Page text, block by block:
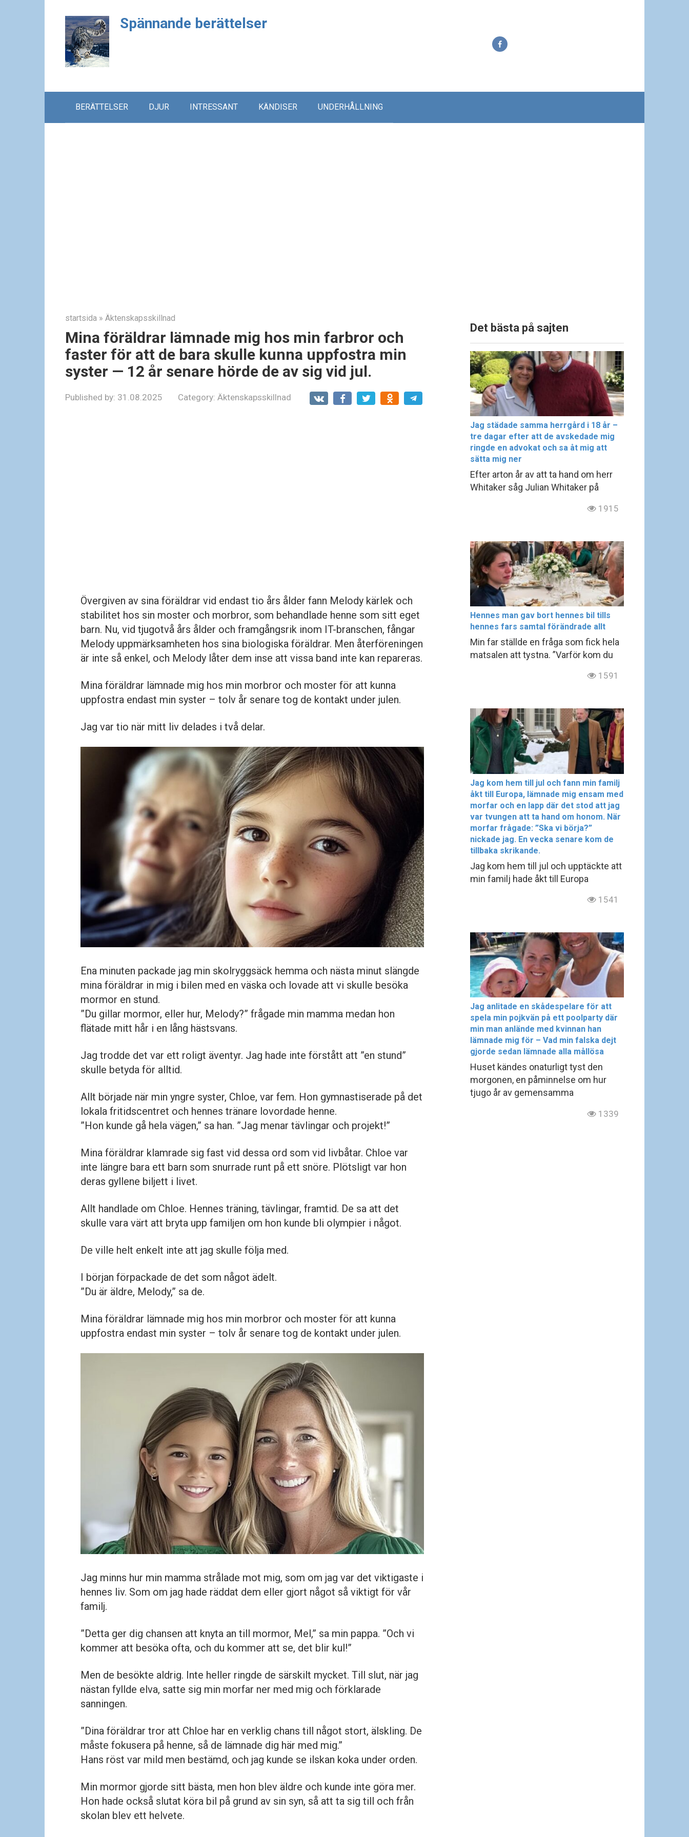
Spännande berättelser
BERÄTTELSER DJUR INTRESSANT KÄNDISER UNDERHÅLLNING
startsida » Äktenskapsskillnad
Mina föräldrar lämnade mig hos min farbror och
faster för att de bara skulle kunna uppfostra min
syster — 12 år senare hörde de av sig vid jul.
Published by: 31.08.2025 Category: Äktenskapsskillnad
Övergiven av sina föräldrar vid endast tio års ålder fann Melody kärlek och
stabilitet hos sin moster och morbror, som behandlade henne som sitt eget
barn. Nu, vid tjugotvå års ålder och framgångsrik inom IT-branschen, fångar
Melody uppmärksamheten hos sina biologiska föräldrar. Men återföreningen
är inte så enkel, och Melody låter dem inse att vissa band inte kan repareras.
Mina föräldrar lämnade mig hos min morbror och moster för att kunna
uppfostra endast min syster – tolv år senare tog de kontakt under julen.
Jag var tio när mitt liv delades i två delar.
Ena minuten packade jag min skolryggsäck hemma och nästa minut slängde
mina föräldrar in mig i bilen med en väska och lovade att vi skulle besöka
mormor en stund.
”Du gillar mormor, eller hur, Melody?” frågade min mamma medan hon
flätade mitt hår i en lång hästsvans.
Jag trodde det var ett roligt äventyr. Jag hade inte förstått att ”en stund”
skulle betyda för alltid.
Allt började när min yngre syster, Chloe, var fem. Hon gymnastiserade på det
lokala fritidscentret och hennes tränare lovordade henne.
”Hon kunde gå hela vägen,” sa han. ”Jag menar tävlingar och projekt!”
Mina föräldrar klamrade sig fast vid dessa ord som vid livbåtar. Chloe var
inte längre bara ett barn som snurrade runt på ett snöre. Plötsligt var hon
deras gyllene biljett i livet.
Allt handlade om Chloe. Hennes träning, tävlingar, framtid. De sa att det
skulle vara värt att bryta upp familjen om hon kunde bli olympier i något.
De ville helt enkelt inte att jag skulle följa med.
I början förpackade de det som något ädelt.
”Du är äldre, Melody,” sa de.
Mina föräldrar lämnade mig hos min morbror och moster för att kunna
uppfostra endast min syster – tolv år senare tog de kontakt under julen.
Jag minns hur min mamma strålade mot mig, som om jag var det viktigaste i
hennes liv. Som om jag hade räddat dem eller gjort något så viktigt för vår
familj.
”Detta ger dig chansen att knyta an till mormor, Mel,” sa min pappa. ”Och vi
kommer att besöka ofta, och du kommer att se, det blir kul!”
Men de besökte aldrig. Inte heller ringde de särskilt mycket. Till slut, när jag
nästan fyllde elva, satte sig min morfar ner med mig och förklarade
sanningen.
”Dina föräldrar tror att Chloe har en verklig chans till något stort, älskling. De
måste fokusera på henne, så de lämnade dig här med mig.”
Hans röst var mild men bestämd, och jag kunde se ilskan koka under orden.
Min mormor gjorde sitt bästa, men hon blev äldre och kunde inte göra mer.
Hon hade också slutat köra bil på grund av sin syn, så att ta sig till och från
skolan blev ett helvete.
Det bästa på sajten
Jag städade samma herrgård i 18 år –
tre dagar efter att de avskedade mig
ringde en advokat och sa åt mig att
sätta mig ner
Efter arton år av att ta hand om herr
Whitaker såg Julian Whitaker på
1915
Hennes man gav bort hennes bil tills
hennes fars samtal förändrade allt
Min far ställde en fråga som fick hela
matsalen att tystna. ”Varför kom du
1591
Jag kom hem till jul och fann min familj
åkt till Europa, lämnade mig ensam med
morfar och en lapp där det stod att jag
var tvungen att ta hand om honom. När
morfar frågade: ”Ska vi börja?”
nickade jag. En vecka senare kom de
tillbaka skrikande.
Jag kom hem till jul och upptäckte att
min familj hade åkt till Europa
1541
Jag anlitade en skådespelare för att
spela min pojkvän på ett poolparty där
min man anlände med kvinnan han
lämnade mig för – Vad min falska dejt
gjorde sedan lämnade alla mållösa
Huset kändes onaturligt tyst den
morgonen, en påminnelse om hur
tjugo år av gemensamma
1339